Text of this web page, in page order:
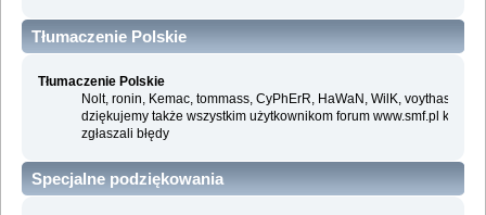
Tłumaczenie Polskie
Tłumaczenie Polskie
Nolt, ronin, Kemac, tommass, CyPhErR, HaWaN, WilK, voythas i
dziękujemy także wszystkim użytkownikom forum www.smf.pl którzy
zgłaszali błędy
Specjalne podziękowania